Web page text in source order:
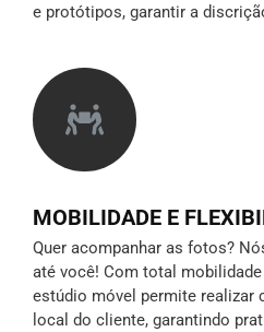
e protótipos, garantir a
MOBILIDADE E
Quer acompanhar as fotos?
até você! Com total
estúdio móvel permite realizar
local do cliente, garantindo